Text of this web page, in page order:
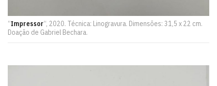
“Impressor“, 2020. Técnica: Linogravura. Dimensões: 31,5 x 22 cm.
Doação de Gabriel Bechara.